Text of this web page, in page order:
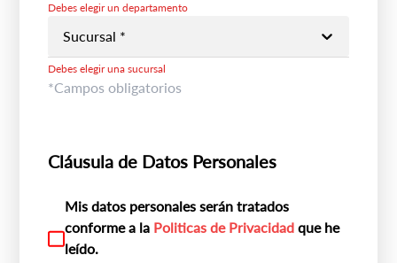
Debes elegir un departamento
Sucursal *
Debes elegir una sucursal
*Campos obligatorios
Cláusula de Datos Personales
Mis datos personales serán tratados
conforme a la Politicas de Privacidad que he
leído.